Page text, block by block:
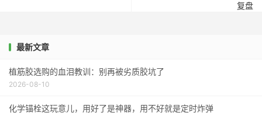
复盘
最新文章
植筋胶选购的血泪教训：别再被劣质胶坑了
2026-08-10
化学锚栓这玩意儿，用好了是神器，用不好就是定时炸弹